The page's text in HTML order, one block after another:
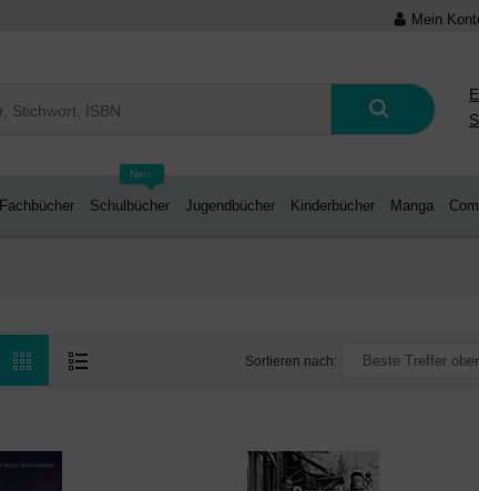
Mein
Fachbücher
Neu
Schulbücher Jugendbücher Kinderbücher Manga
Sortieren nach: